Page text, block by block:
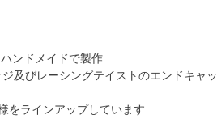
ンドメイドで製作
及びレーシングテイストのエンドキャッ
をラインアップしています